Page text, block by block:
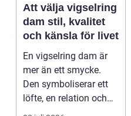
Att välja vigselring
dam stil, kvalitet
och känsla för livet
En vigselring dam är
mer än ett smycke.
Den symboliserar ett
löfte, en relation och
en gemensam fram...